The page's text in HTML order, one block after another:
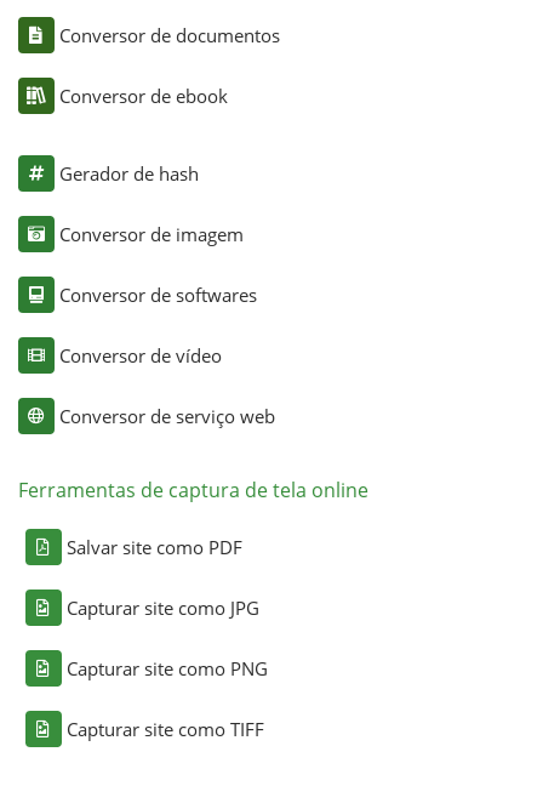
Conversor de documentos
Conversor de ebook
Gerador de hash
Conversor de imagem
Conversor de softwares
Conversor de vídeo
Conversor de serviço web
Ferramentas de captura de tela online
Salvar site como PDF
Capturar site como JPG
Capturar site como PNG
Capturar site como TIFF